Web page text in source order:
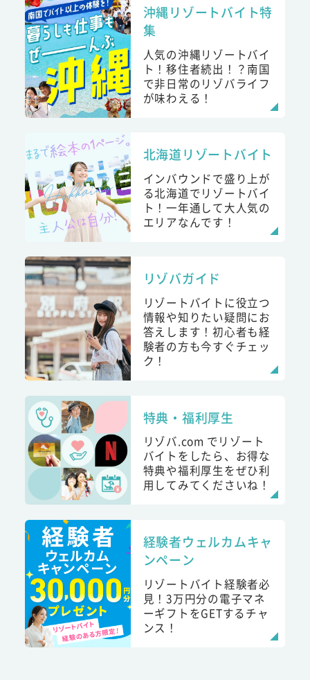
沖縄リゾートバイト特
集
人気の沖縄リゾートバイ
ト！移住者続出！？南国
で非日常のリゾバライフ
が味わえる！
北海道リゾートバイト
インバウンドで盛り上が
る北海道でリゾートバイ
ト！一年通して大人気の
エリアなんです！
リゾバガイド
リゾートバイトに役立つ
情報や知りたい疑問にお
答えします！初心者も経
験者の方も今すぐチェッ
ク！
特典・福利厚生
リゾバ.com でリゾート
バイトをしたら、お得な
特典や福利厚生をぜひ利
用してみてくださいね！
経験者ウェルカムキャ
ンペーン
リゾートバイト経験者必
見！3万円分の電子マネ
ーギフトをGETするチャ
ンス！